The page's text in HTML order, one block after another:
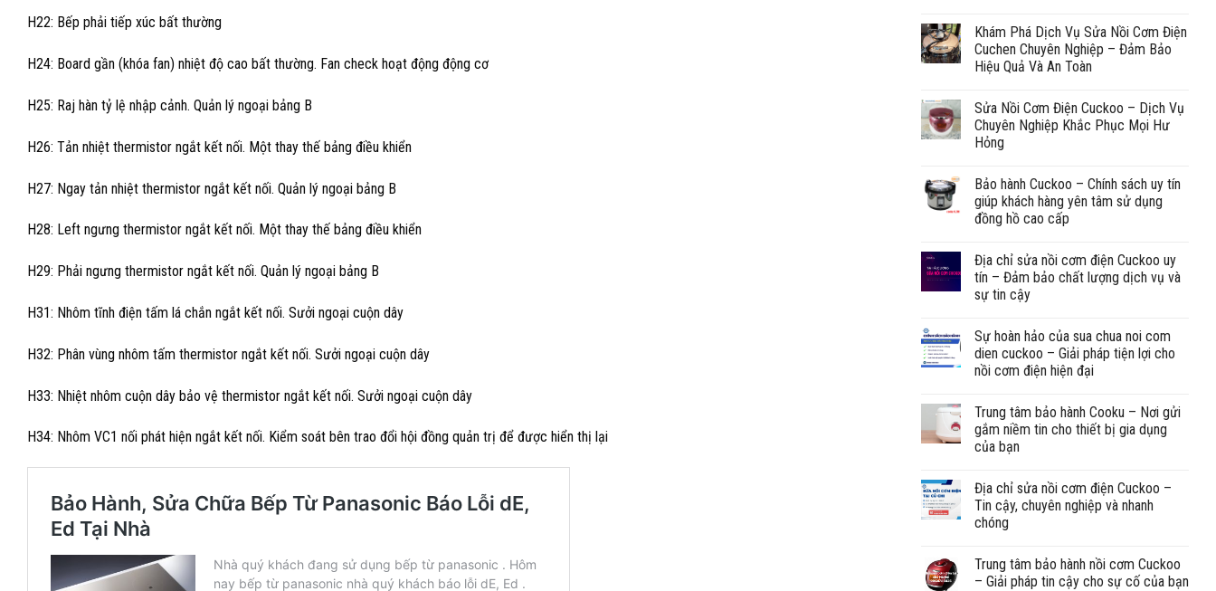
H22: Bếp phải tiếp xúc bất thường
H24: Board gần (khóa fan) nhiệt độ cao bất thường. Fan check hoạt động động cơ
H25: Raj hàn tỷ lệ nhập cảnh. Quản lý ngoại bảng B
H26: Tản nhiệt thermistor ngắt kết nối. Một thay thế bảng điều khiển
H27: Ngay tản nhiệt thermistor ngắt kết nối. Quản lý ngoại bảng B
H28: Left ngưng thermistor ngắt kết nối. Một thay thế bảng điều khiển
H29: Phải ngưng thermistor ngắt kết nối. Quản lý ngoại bảng B
H31: Nhôm tĩnh điện tấm lá chắn ngắt kết nối. Sưởi ngoại cuộn dây
H32: Phân vùng nhôm tấm thermistor ngắt kết nối. Sưởi ngoại cuộn dây
H33: Nhiệt nhôm cuộn dây bảo vệ thermistor ngắt kết nối. Sưởi ngoại cuộn dây
H34: Nhôm VC1 nối phát hiện ngắt kết nối. Kiểm soát bên trao đổi hội đồng quản trị để được hiển thị lại
Khám Phá Dịch Vụ Sửa Nồi Cơm Điện
Cuchen Chuyên Nghiệp – Đảm Bảo
Hiệu Quả Và An Toàn
Sửa Nồi Cơm Điện Cuckoo – Dịch Vụ
Chuyên Nghiệp Khắc Phục Mọi Hư
Hỏng
Bảo hành Cuckoo – Chính sách uy tín
giúp khách hàng yên tâm sử dụng
đồng hồ cao cấp
Địa chỉ sửa nồi cơm điện Cuckoo uy
tín – Đảm bảo chất lượng dịch vụ và
sự tin cậy
Sự hoàn hảo của sua chua noi com
dien cuckoo – Giải pháp tiện lợi cho
nồi cơm điện hiện đại
Trung tâm bảo hành Cooku – Nơi gửi
gắm niềm tin cho thiết bị gia dụng
của bạn
Địa chỉ sửa nồi cơm điện Cuckoo –
Tin cậy, chuyên nghiệp và nhanh
chóng
Trung tâm bảo hành nồi cơm Cuckoo
– Giải pháp tin cậy cho sự cố của bạn